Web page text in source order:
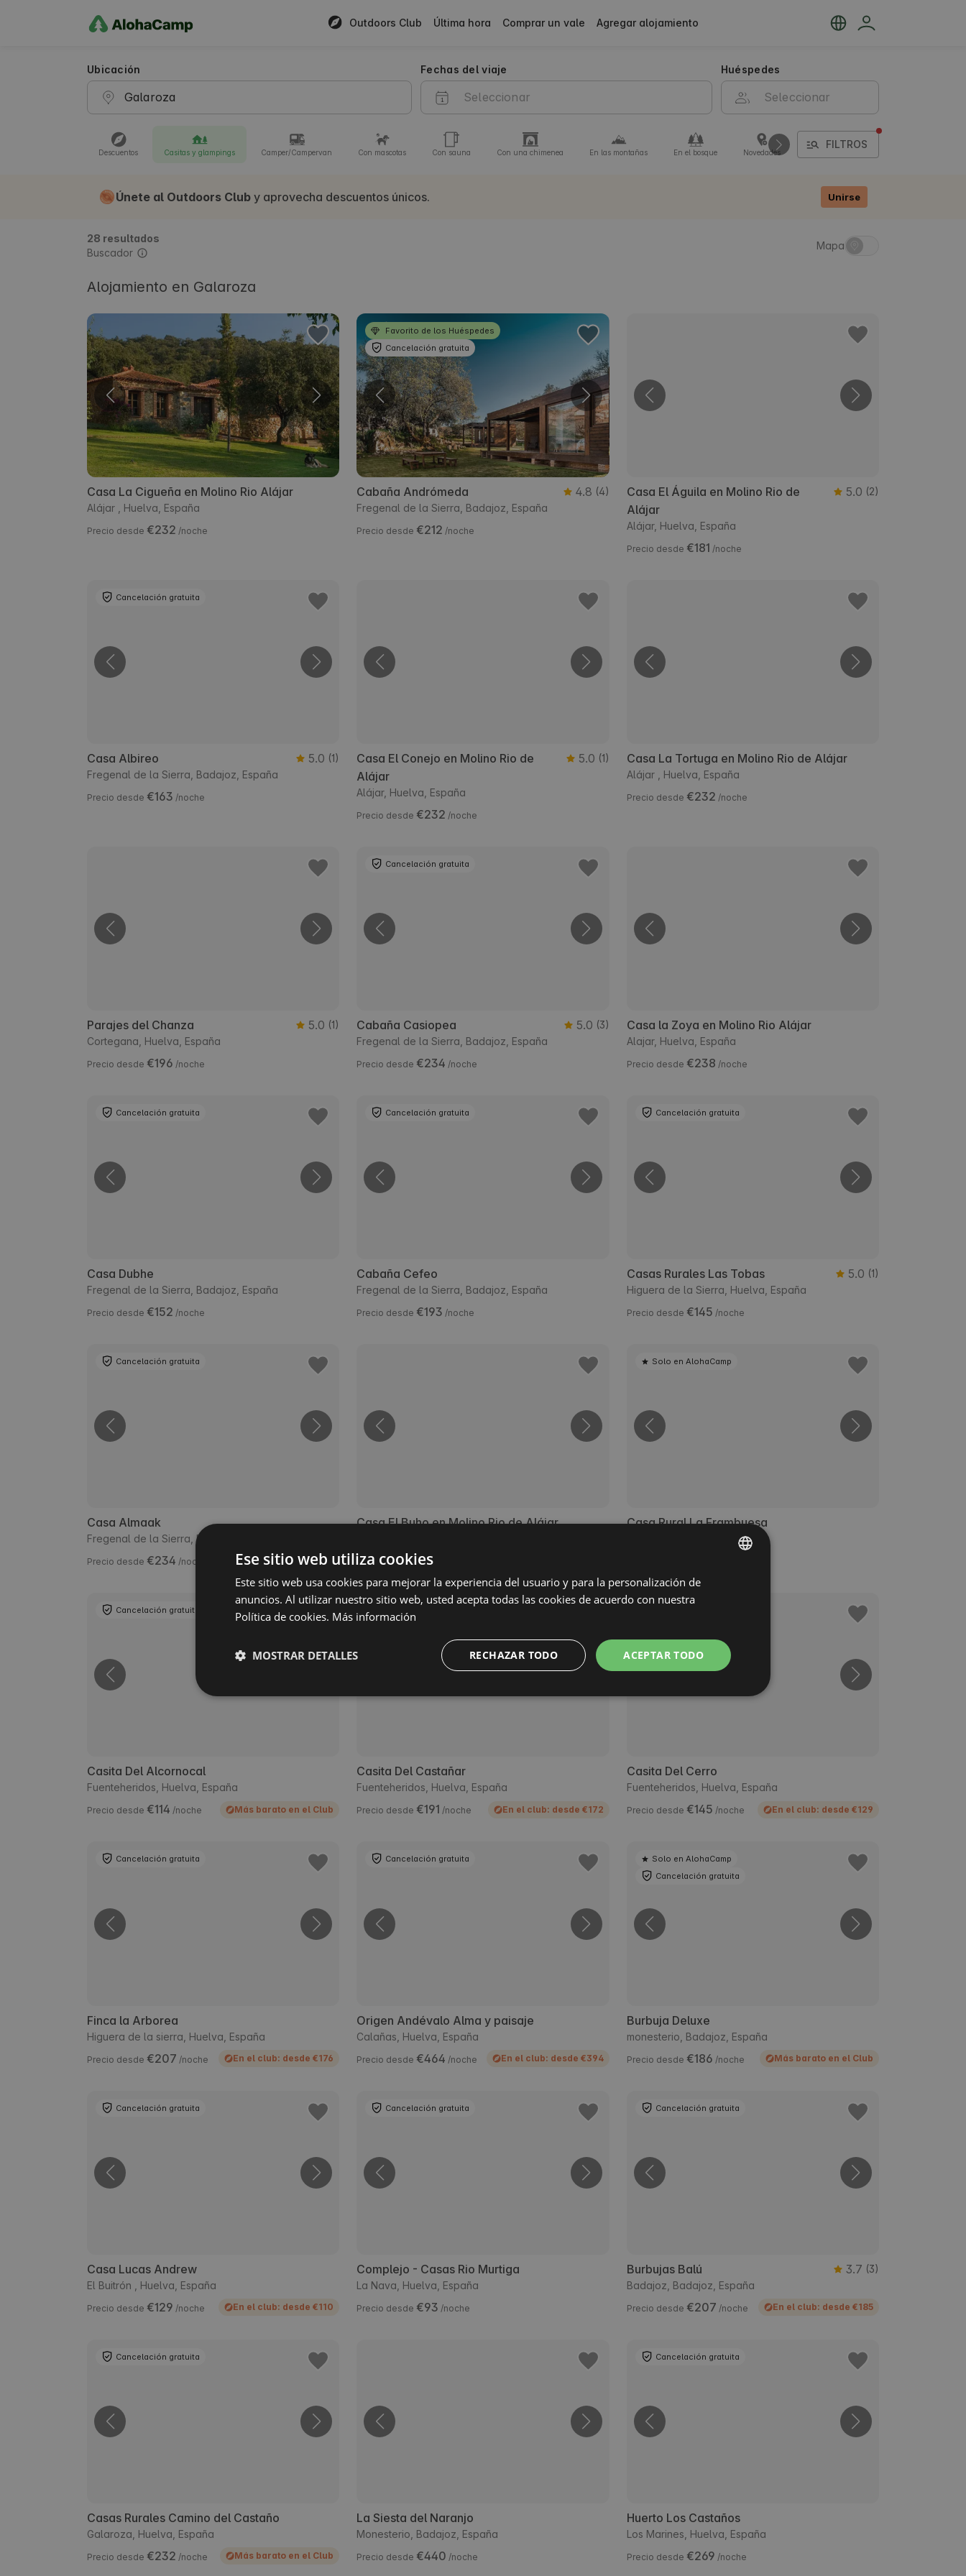
Outdoors Club Última hora Comprar un vale Agregar alojamiento
Ubicación Fechas del viaje Huéspedes
Descuentos Casitas y glampings Camper/Campervan Con mascotas Con sauna Con una chimenea En las montañas En el bosque Novedades
FILTROS
Únete al Outdoors Club y aprovecha descuentos únicos. Unirse
28 resultados
Buscador
Mapa
Alojamiento en Galaroza
Casa La Cigueña en Molino Rio Alájar
Alájar , Huelva, España
Precio desde €232 /noche
Favorito de los Huéspedes
Cancelación gratuita
Cabaña Andrómeda 4.8 (4)
Fregenal de la Sierra, Badajoz, España
Precio desde €212 /noche
Casa El Águila en Molino Rio de
Alájar
5.0 (2)
Alájar, Huelva, España
Precio desde €181 /noche
Cancelación gratuita
Casa Albireo 5.0 (1)
Fregenal de la Sierra, Badajoz, España
Precio desde €163 /noche
Casa El Conejo en Molino Rio de
Alájar
5.0 (1)
Alájar, Huelva, España
Precio desde €232 /noche
Casa La Tortuga en Molino Rio de Alájar
Alájar , Huelva, España
Precio desde €232 /noche
Parajes del Chanza 5.0 (1)
Cortegana, Huelva, España
Precio desde €196 /noche
Cancelación gratuita
Cabaña Casiopea 5.0 (3)
Fregenal de la Sierra, Badajoz, España
Precio desde €234 /noche
Casa la Zoya en Molino Rio Alájar
Alajar, Huelva, España
Precio desde €238 /noche
Cancelación gratuita
Casa Dubhe
Fregenal de la Sierra, Badajoz, España
Precio desde €152 /noche
Cancelación gratuita
Cabaña Cefeo
Fregenal de la Sierra, Badajoz, España
Precio desde €193 /noche
Cancelación gratuita
Casas Rurales Las Tobas 5.0 (1)
Higuera de la Sierra, Huelva, España
Precio desde €145 /noche
Cancelación gratuita
Casa Almaak
Fregenal de la Sierra, Badajoz, España
Precio desde €234 /noche
Casa El Buho en Molino Rio de Alájar
Precio desde €150
Solo en AlohaCamp
Casa Rural La Frambuesa
Galaroza, Huelva, España
Cancelación gratuita
Casita Del Alcornocal
Fuenteheridos, Huelva, España
Precio desde €114 /noche Más barato en el Club
Casita Del Castañar
Fuenteheridos, Huelva, España
Precio desde €191 /noche En el club: desde €172
Casita Del Cerro
Fuenteheridos, Huelva, España
Precio desde €145 /noche En el club: desde €129
Cancelación gratuita
Finca la Arborea
Higuera de la sierra, Huelva, España
Precio desde €207 /noche En el club: desde €176
Cancelación gratuita
Origen Andévalo Alma y paisaje
Calañas, Huelva, España
Precio desde €464 /noche En el club: desde €394
Solo en AlohaCamp
Cancelación gratuita
Burbuja Deluxe
monesterio, Badajoz, España
Precio desde €186 /noche Más barato en el Club
Cancelación gratuita
Casa Lucas Andrew
El Buitrón , Huelva, España
Precio desde €129 /noche En el club: desde €110
Cancelación gratuita
Complejo - Casas Rio Murtiga
La Nava, Huelva, España
Precio desde €93 /noche
Cancelación gratuita
Burbujas Balú 3.7 (3)
Badajoz, Badajoz, España
Precio desde €207 /noche En el club: desde €185
Cancelación gratuita
Casas Rurales Camino del Castaño
Galaroza, Huelva, España
Precio desde €232 /noche Más barato en el Club
La Siesta del Naranjo
Monesterio, Badajoz, España
Precio desde €440 /noche
Cancelación gratuita
Huerto Los Castaños
Los Marines, Huelva, España
Precio desde €269 /noche
GERMAN
SLOVAK
Ese sitio web utiliza cookies
Este sitio web usa cookies para mejorar la experiencia del usuario y para la personalización de
anuncios. Al utilizar nuestro sitio web, usted acepta todas las cookies de acuerdo con nuestra
Política de cookies. Más información
ACEPTAR TODO
RECHAZAR TODO
MOSTRAR DETALLES